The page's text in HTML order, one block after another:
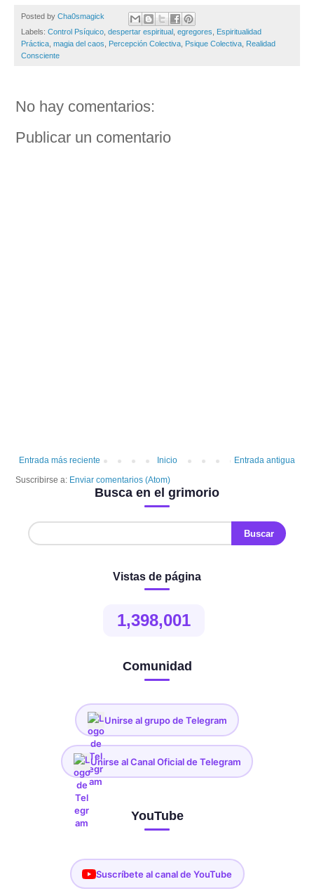
Posted by Cha0smagick
Labels: Control Psíquico despertar espiritual egregores
Espiritualidad
Práctica magia del caos Percepción Colectiva Psique Colectiva Realidad
Consciente
No hay comentarios:
Publicar un comentario
Entrada más reciente Entrada antigua
Inicio
Suscribirse a: Enviar comentarios (Atom)
Busca en el grimorio
Vistas de página
1,398,001
Comunidad
Unirse al grupo de Telegram
Unirse al Canal Oficial de Telegram
YouTube
Suscríbete al canal de YouTube